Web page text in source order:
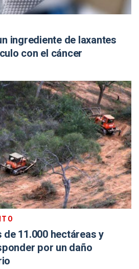
ingrediente de laxantes
con el cáncer
11.000 hectáreas y
por un daño